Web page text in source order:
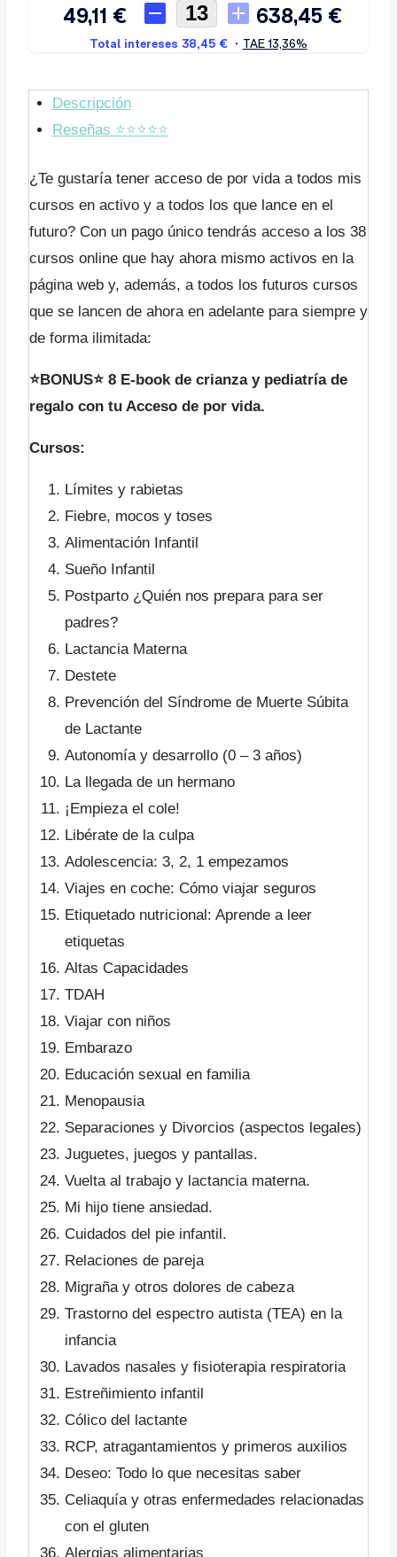
Descripción
Reseñas ⭐️⭐️⭐️⭐️⭐️
¿Te gustaría tener acceso de por vida a todos mis
cursos en activo y a todos los que lance en el
futuro? Con un pago único tendrás acceso a los 38
cursos online que hay ahora mismo activos en la
página web y, además, a todos los futuros cursos
que se lancen de ahora en adelante para siempre y
de forma ilimitada:
⭐BONUS⭐ 8 E-book de crianza y pediatría de
regalo con tu Acceso de por vida.
Cursos:
Límites y rabietas
Fiebre, mocos y toses
Alimentación Infantil
Sueño Infantil
Postparto ¿Quién nos prepara para ser
padres?
Lactancia Materna
Destete
Prevención del Síndrome de Muerte Súbita
de Lactante
Autonomía y desarrollo (0 – 3 años)
La llegada de un hermano
¡Empieza el cole!
Libérate de la culpa
Adolescencia: 3, 2, 1 empezamos
Viajes en coche: Cómo viajar seguros
Etiquetado nutricional: Aprende a leer
etiquetas
Altas Capacidades
TDAH
Viajar con niños
Embarazo
Educación sexual en familia
Menopausia
Separaciones y Divorcios (aspectos legales)
Juguetes, juegos y pantallas.
Vuelta al trabajo y lactancia materna.
Mi hijo tiene ansiedad.
Cuidados del pie infantil.
Relaciones de pareja
Migraña y otros dolores de cabeza
Trastorno del espectro autista (TEA) en la
infancia
Lavados nasales y fisioterapia respiratoria
Estreñimiento infantil
Cólico del lactante
RCP, atragantamientos y primeros auxilios
Deseo: Todo lo que necesitas saber
Celiaquía y otras enfermedades relacionadas
con el gluten
Alergias alimentarias